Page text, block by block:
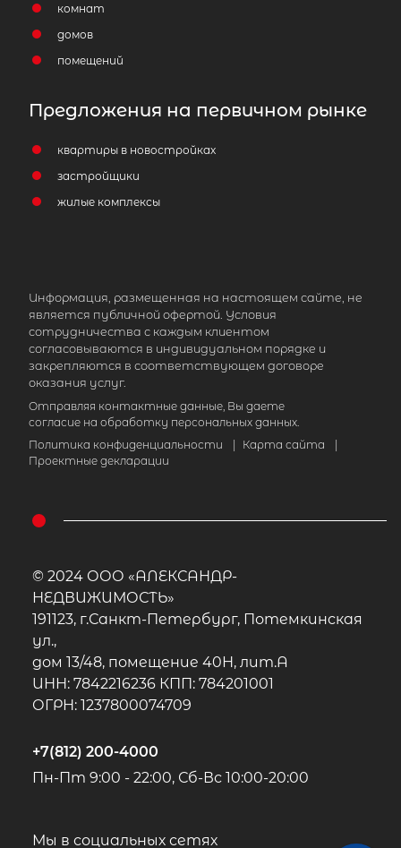
Площадь кухни
Жилая площадь
комнат
домов
помещений
Предложения на первичном рынке
квартиры в новостройках
застройщики
жилые комплексы
Информация, размещенная на настоящем сайте, не
является публичной офертой. Условия
сотрудничества с каждым клиентом
согласовываются в индивидуальном порядке и
закрепляются в соответствующем договоре
оказания услуг.
Отправляя контактные данные, Вы даете
согласие на обработку персональных данных.
Политика конфиденциальности
| Карта сайта
|
Проектные декларации
© 2024 ООО «АЛЕКСАНДР-
НЕДВИЖИМОСТЬ»
191123, г.Санкт-Петербург, Потемкинская
ул.,
дом 13/48, помещение 40Н, лит.А
ИНН: 7842216236 КПП: 784201001
ОГРН: 1237800074709
+7(812) 200-4000
Пн-Пт 9:00 - 22:00, Сб-Вс 10:00-20:00
Мы в социальных сетях